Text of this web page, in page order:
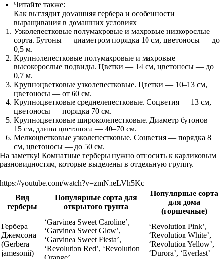
Читайте также:
Как выглядит домашняя гербера и особенности
выращивания в домашних условиях
Узколепестковые полумахровые и махровые низкорослые
сорта. Бутоны — диаметром порядка 10 см, цветоносы — до
0,5 м.
Крупнолепестковые полумахровые и махровые
высокорослые подвиды. Цветки — 14 см, цветоносы — до
0,7 м.
Крупноцветковые узколепестковые. Цветки — 10–13 см,
цветоносы — от 60 см.
Крупноцветковые среднелепестковые. Соцветия — 13 см,
цветоносы — порядка 70 см.
Крупноцветковые широколепестковые. Диаметр бутонов —
15 см, длина цветоноса — 40–70 см.
Мелкоцветковые узколепестковые. Соцветия — порядка 8
см, цветоносы — до 50 см.
На заметку! Комнатные герберы нужно относить к карликовым
разновидностям, которые выделены в отдельную группу.
https://youtube.com/watch?v=zmNneLVh5Kc
Вид
герберы
Популярные сорта для
открытого грунта
Популярные сорта
для дома
(горшечные)
Гербера
Джемсона
(Gerbera
jamesonii)
‘Garvinea Sweet Caroline’,
‘Garvinea Sweet Glow’,
‘Garvinea Sweet Fiesta’,
‘Revolution Red’, ‘Revolution
Orange’
‘Revolution Pink’,
‘Revolution White’,
‘Revolution Yellow’,
‘Durora’, ‘Everlast’